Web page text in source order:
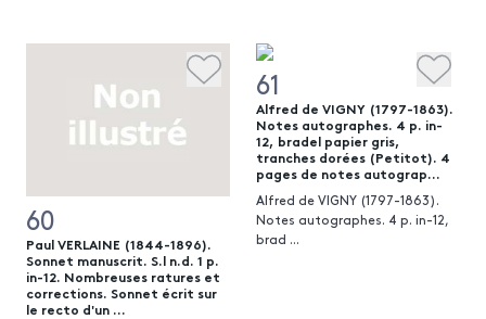
60
Paul VERLAINE (1844-1896).
Sonnet manuscrit. S.l n.d. 1 p.
in-12. Nombreuses ratures et
corrections. Sonnet écrit sur
le recto d'un ...
61
Alfred de VIGNY (1797-1863).
Notes autographes. 4 p. in-
12, bradel papier gris,
tranches dorées (Petitot). 4
pages de notes autograp...
Alfred de VIGNY (1797-1863).
Notes autographes. 4 p. in-12,
brad ...